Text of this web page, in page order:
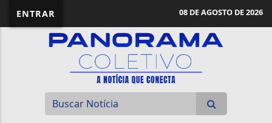
ENTRAR 08 DE AGOSTO DE 2026